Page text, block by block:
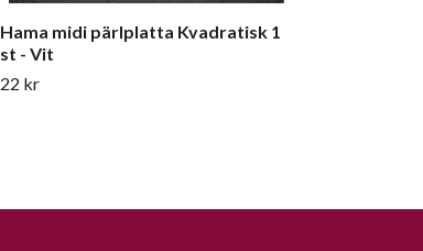
Hama midi pärlplatta Kvadratisk 1
st - Vit
22 kr